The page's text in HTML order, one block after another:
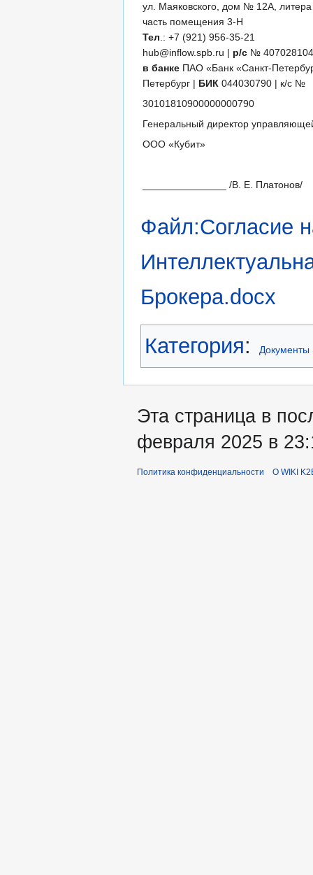
ул. Маяковского, дом № 12А,
часть помещения 3-Н
Тел.: +7 (921) 956-35-21
hub@inflow.spb.ru | р/с №
в банке ПАО «Банк «Санкт-
Петербург | БИК 044030790 | к/с №
30101810900000000790
Генеральный директор
ООО «Кубит»
_______________ /В. Е. Платонов/
Файл:Согласие
Брокера.docx
Категория:
Эта страница в
февраля 2025 в
Политика конфиденциальности О WIKI